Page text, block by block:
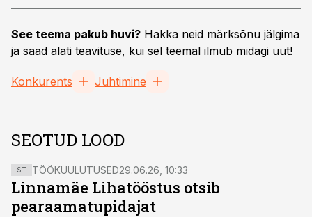
See teema pakub huvi? Hakka neid märksõnu jälgima
ja saad alati teavituse, kui sel teemal ilmub midagi uut!
Konkurents Juhtimine
SEOTUD LOOD
ST TÖÖKUULUTUSED29.06.26, 10:33
Linnamäe Lihatööstus otsib
pearaamatupidajat